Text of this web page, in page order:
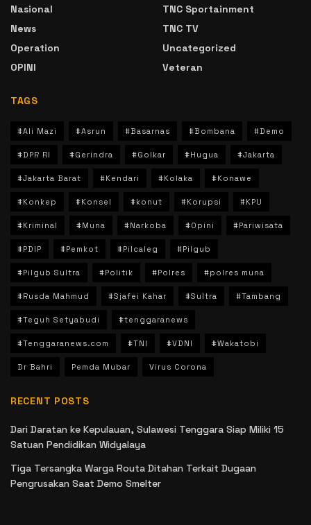
Nasional
News
Operation
OPINI
TNC Sportainment
TNC TV
Uncategorized
Veteran
TAGS
#Ali Mazi #Asrun #Basarnas #Bombana #Demo
#DPR RI #Gerindra #Golkar #Hugua #Jakarta
#Jakarta Barat #Kendari #Kolaka #Konawe
#Konkep #Konsel #konut #Korupsi #KPU
#Kriminal #Muna #Narkoba #Opini #Pariwisata
#PDIP #Pemkot #Pilcaleg #Pilgub
#Pilgub Sultra #Politik #Polres #polres muna
#Rusda Mahmud #Sjafei Kahar #Sultra #Tambang
#Teguh Setyabudi #tenggaranews
#Tenggaranews.com #TNI #VDNI #Wakatobi
Dr Bahri Pemda Mubar Virus Corona
RECENT POSTS
Dari Daratan ke Kepulauan, Sulawesi Tenggara Siap Miliki 15
Satuan Pendidikan Widyalaya
Tiga Tersangka Warga Routa Ditahan Terkait Dugaan
Pengrusakan Saat Demo Smelter